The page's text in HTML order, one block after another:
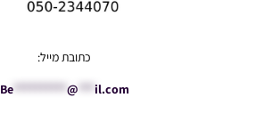
כתובת מייל:
Be********** @ *** il.com